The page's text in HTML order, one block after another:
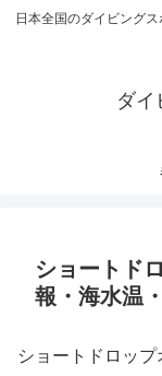
日本全国のダイビング
ダイ
ショートド
報・海水温
ショートドロッ